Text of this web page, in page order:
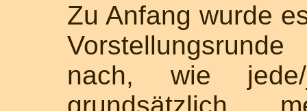
Zu Anfang wurde
nach, wie